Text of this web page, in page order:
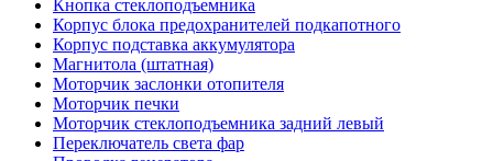
Кнопка стеклоподъемника
Корпус блока предохранителей подкапотного
Корпус подставка аккумулятора
Магнитола (штатная)
Моторчик заслонки отопителя
Моторчик печки
Моторчик стеклоподъемника задний левый
Переключатель света фар